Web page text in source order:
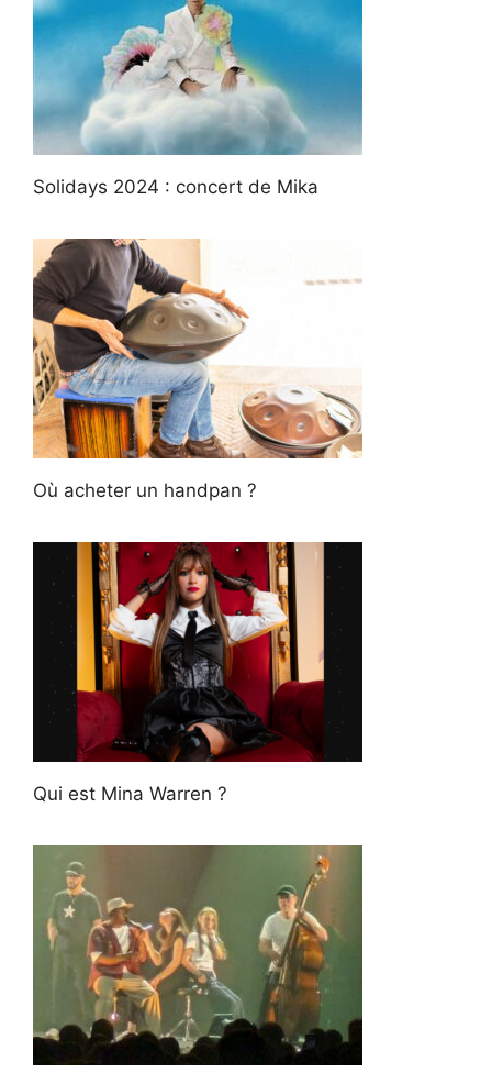
Solidays 2024 : concert de Mika
Où acheter un handpan ?
Qui est Mina Warren ?